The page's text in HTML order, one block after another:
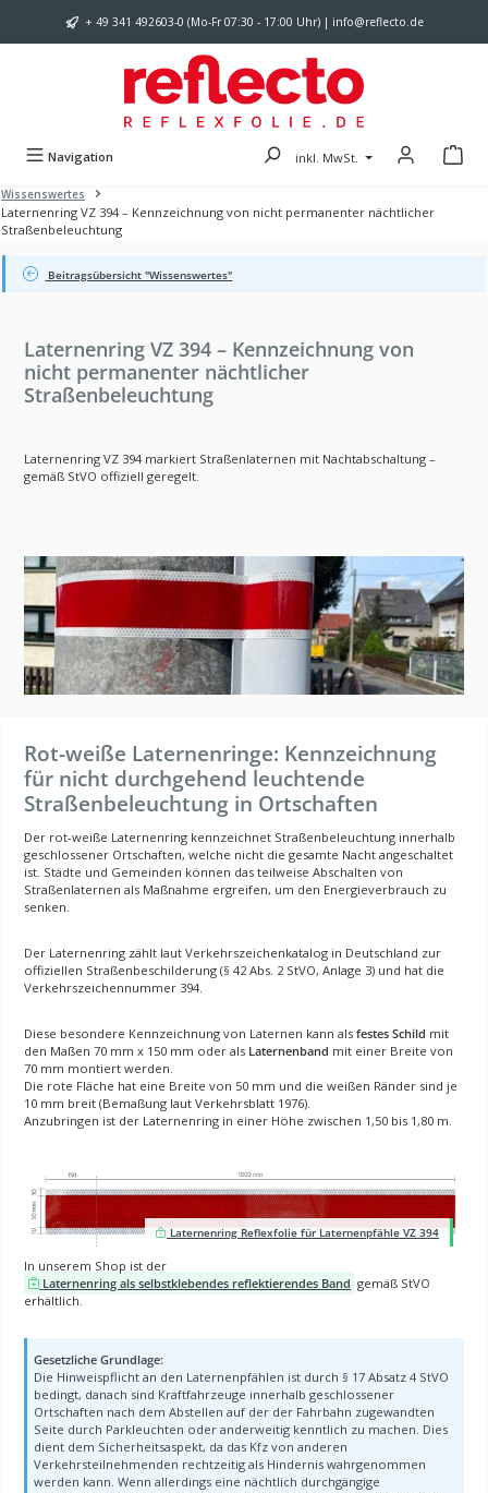
Zum Hauptinhalt springen
+ 49 341 492603-0 (Mo-Fr 07:30 - 17:00 Uhr) | info@reflecto.de
Navigation inkl. MwSt.
Wissenswertes
Laternenring VZ 394 – Kennzeichnung von nicht permanenter nächtlicher
Straßenbeleuchtung
Beitragsübersicht "Wissenswertes"
Laternenring VZ 394 – Kennzeichnung von
nicht permanenter nächtlicher
Straßenbeleuchtung
Laternenring VZ 394 markiert Straßenlaternen mit Nachtabschaltung –
gemäß StVO offiziell geregelt.
Rot-weiße Laternenringe: Kennzeichnung
für nicht durchgehend leuchtende
Straßenbeleuchtung in Ortschaften
Der rot-weiße Laternenring kennzeichnet Straßenbeleuchtung innerhalb
geschlossener Ortschaften, welche nicht die gesamte Nacht angeschaltet
ist. Städte und Gemeinden können das teilweise Abschalten von
Straßenlaternen als Maßnahme ergreifen, um den Energieverbrauch zu
senken.
Der Laternenring zählt laut Verkehrszeichenkatalog in Deutschland zur
offiziellen Straßenbeschilderung (§ 42 Abs. 2 StVO, Anlage 3) und hat die
Verkehrszeichennummer 394.
Diese besondere Kennzeichnung von Laternen kann als festes Schild mit
den Maßen 70 mm x 150 mm oder als Laternenband mit einer Breite von
70 mm montiert werden.
Die rote Fläche hat eine Breite von 50 mm und die weißen Ränder sind je
10 mm breit (Bemaßung laut Verkehrsblatt 1976).
Anzubringen ist der Laternenring in einer Höhe zwischen 1,50 bis 1,80 m.
Laternenring Reflexfolie für Laternenpfähle VZ 394
In unserem Shop ist der
Laternenring als selbstklebendes reflektierendes Band gemäß StVO
erhältlich.
Gesetzliche Grundlage:
Die Hinweispflicht an den Laternenpfählen ist durch § 17 Absatz 4 StVO
bedingt, danach sind Kraftfahrzeuge innerhalb geschlossener
Ortschaften nach dem Abstellen auf der der Fahrbahn zugewandten
Seite durch Parkleuchten oder anderweitig kenntlich zu machen. Dies
dient dem Sicherheitsaspekt, da das Kfz von anderen
Verkehrsteilnehmenden rechtzeitig als Hindernis wahrgenommen
werden kann. Wenn allerdings eine nächtlich durchgängige